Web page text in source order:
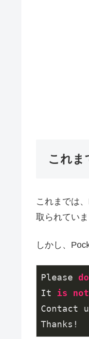
これま
これまでは
取られていま
しかし、
Please do
It is not
Contact
Thanks!